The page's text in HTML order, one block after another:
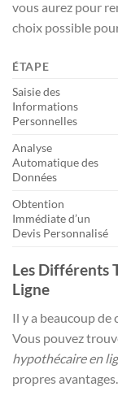
vous aurez pour
choix possible
ÉTAPE
Saisie des
Informations
Personnelles
Analyse
Automatique des
Données
Obtention
Immédiate d’un
Devis Personnalisé
Les Différents
Ligne
Il y a beaucoup de
Vous pouvez
hypothécaire en
propres avantages.